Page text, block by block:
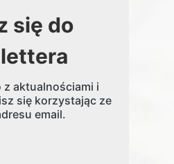
się do
z aktualnościami i
się korzystając ze
email.